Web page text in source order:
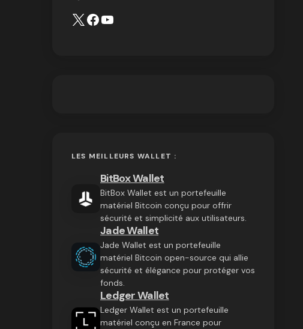
LES MEILLEURS WALLET :
BitBox Wallet
BitBox Wallet est un portefeuille
matériel Bitcoin conçu pour offrir
sécurité et simplicité aux utilisateurs.
Jade Wallet
Jade Wallet est un portefeuille
matériel Bitcoin open-source qui allie
sécurité et élégance pour protéger vos
fonds.
Ledger Wallet
Ledger Wallet est un portefeuille
matériel conçu en France pour